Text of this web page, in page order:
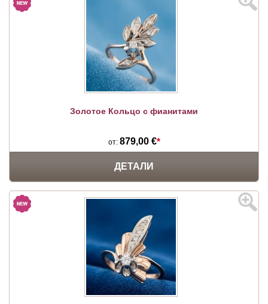
Золотое Кольцо с фианитами
от: 879,00 €*
ДЕТАЛИ